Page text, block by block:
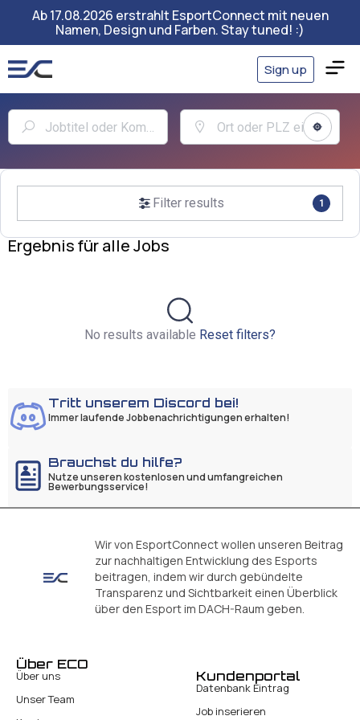
Ab 17.08.2026 erstrahlt EsportConnect mit neuen
Namen, Design und Farben. Stay tuned! :)
Sign up
Tritt unserem Discord bei!
Immer laufende Jobbenachrichtigungen erhalten!
Brauchst du hilfe?
Nutze unseren kostenlosen und umfangreichen
Bewerbungsservice!
Filter results 1
Ergebnis für alle Jobs
No results available Reset filters?
Wir von EsportConnect wollen unseren Beitrag
zur nachhaltigen Entwicklung des Esports
beitragen, indem wir durch gebündelte
Transparenz und Sichtbarkeit einen Überblick
über den Esport im DACH-Raum geben.
Über ECO
Über uns
Unser Team
Kundenportal
Datenbank Eintrag
Job inserieren